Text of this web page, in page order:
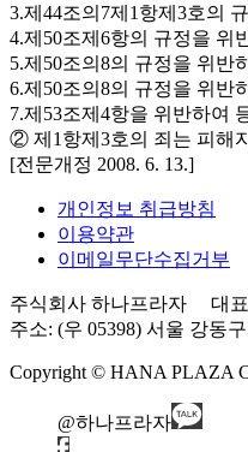
3.제44조의7제1항제3호의
4.제50조제6항의 규정을 위
5.제50조의8의 규정을 위반
6.제50조의8의 규정을 위반
7.제53조제4항을 위반하여
② 제1항제3호의 죄는 피해
[전문개정 2008. 6. 13.]
개인정보 취급방침
이용약관
이메일무단수집거부
주식회사 하나프라자 대표
주소: (우 05398) 서울 강동
Copyright © HANA PLAZA
@하나프라자